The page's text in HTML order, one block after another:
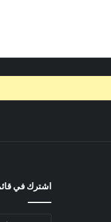
اشترك في